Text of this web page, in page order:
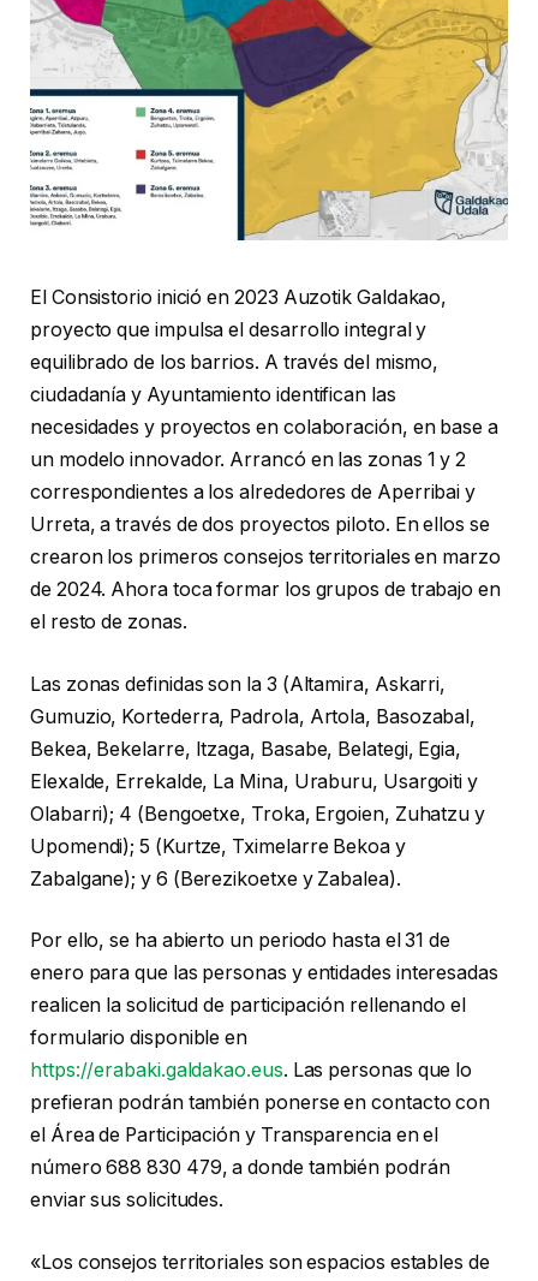
El Consistorio inició en 2023 Auzotik Galdakao,
proyecto que impulsa el desarrollo integral y
equilibrado de los barrios. A través del mismo,
ciudadanía y Ayuntamiento identifican las
necesidades y proyectos en colaboración, en base a
un modelo innovador. Arrancó en las zonas 1 y 2
correspondientes a los alrededores de Aperribai y
Urreta, a través de dos proyectos piloto. En ellos se
crearon los primeros consejos territoriales en marzo
de 2024. Ahora toca formar los grupos de trabajo en
el resto de zonas.
Las zonas definidas son la 3 (Altamira, Askarri,
Gumuzio, Kortederra, Padrola, Artola, Basozabal,
Bekea, Bekelarre, Itzaga, Basabe, Belategi, Egia,
Elexalde, Errekalde, La Mina, Uraburu, Usargoiti y
Olabarri); 4 (Bengoetxe, Troka, Ergoien, Zuhatzu y
Upomendi); 5 (Kurtze, Tximelarre Bekoa y
Zabalgane); y 6 (Berezikoetxe y Zabalea).
Por ello, se ha abierto un periodo hasta el 31 de
enero para que las personas y entidades interesadas
realicen la solicitud de participación rellenando el
formulario disponible en
https://erabaki.galdakao.eus. Las personas que lo
prefieran podrán también ponerse en contacto con
el Área de Participación y Transparencia en el
número 688 830 479, a donde también podrán
enviar sus solicitudes.
«Los consejos territoriales son espacios estables de